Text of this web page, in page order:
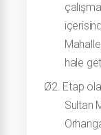
hale
Ø2. Etap
Sultan